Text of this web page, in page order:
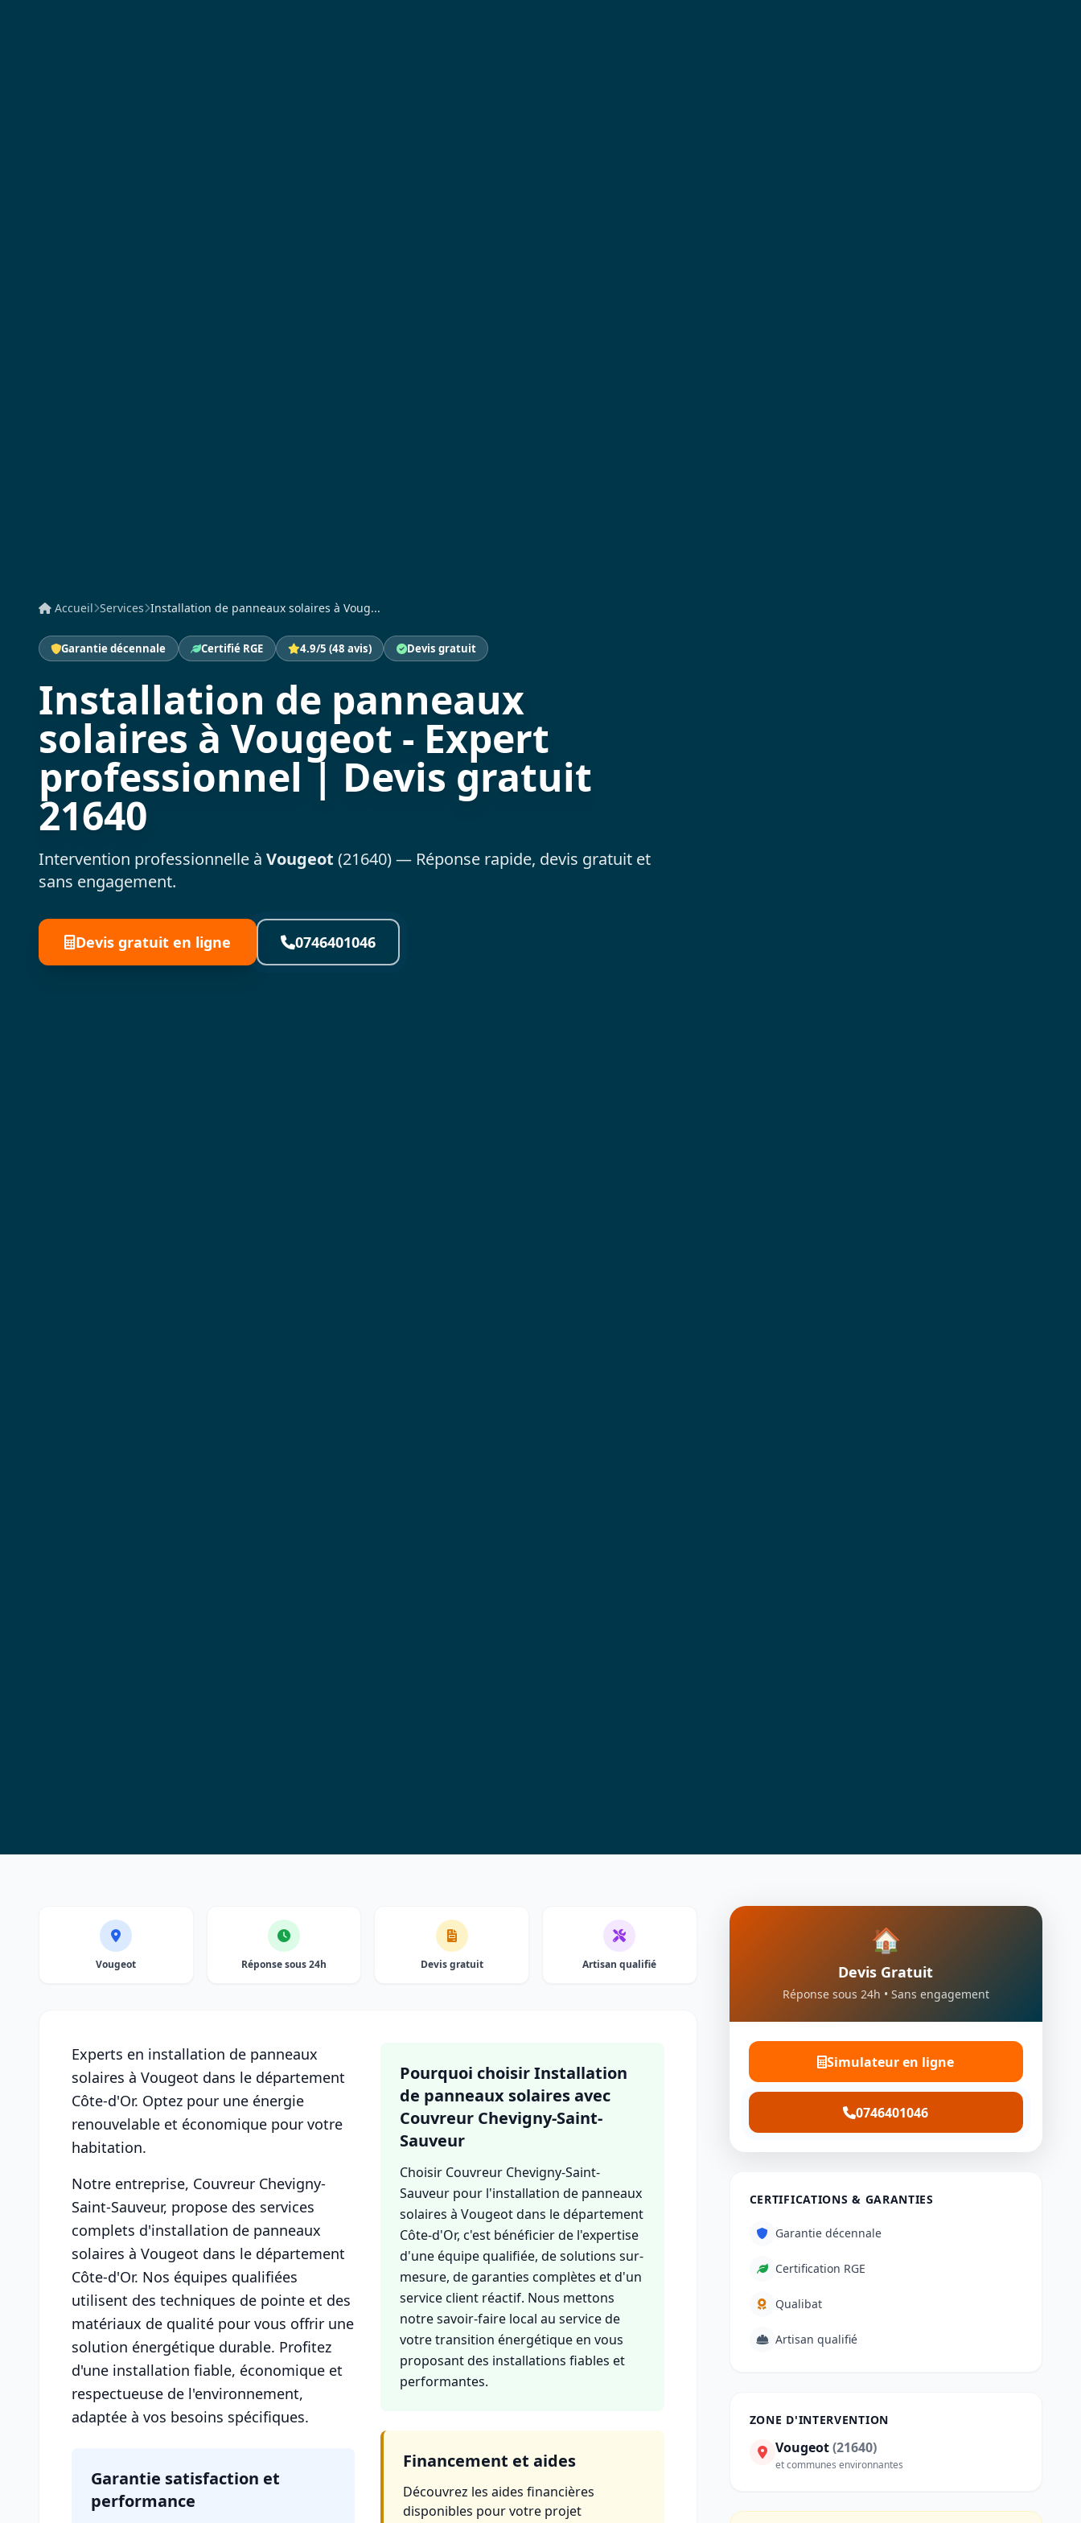
Accueil Services Installation de panneaux solaires à Voug...
Garantie décennale Certifié RGE 4.9/5 (48 avis) Devis gratuit
Installation de panneaux
solaires à Vougeot - Expert
professionnel | Devis gratuit
21640
Intervention professionnelle à Vougeot (21640) — Réponse rapide, devis gratuit et
sans engagement.
Devis gratuit en ligne 0746401046
Vougeot Réponse sous 24h Devis gratuit Artisan qualifié
Experts en installation de panneaux
solaires à Vougeot dans le département
Côte-d'Or. Optez pour une énergie
renouvelable et économique pour votre
habitation.
Notre entreprise, Couvreur Chevigny-
Saint-Sauveur, propose des services
complets d'installation de panneaux
solaires à Vougeot dans le département
Côte-d'Or. Nos équipes qualifiées
utilisent des techniques de pointe et des
matériaux de qualité pour vous offrir une
solution énergétique durable. Profitez
d'une installation fiable, économique et
respectueuse de l'environnement,
adaptée à vos besoins spécifiques.
Garantie satisfaction et
performance
Pourquoi choisir Installation
de panneaux solaires avec
Couvreur Chevigny-Saint-
Sauveur
Choisir Couvreur Chevigny-Saint-
Sauveur pour l'installation de panneaux
solaires à Vougeot dans le département
Côte-d'Or, c'est bénéficier de l'expertise
d'une équipe qualifiée, de solutions sur-
mesure, de garanties complètes et d'un
service client réactif. Nous mettons
notre savoir-faire local au service de
votre transition énergétique en vous
proposant des installations fiables et
performantes.
Financement et aides
Découvrez les aides financières
disponibles pour votre projet
🏠
Devis Gratuit
Réponse sous 24h • Sans engagement
Simulateur en ligne
0746401046
CERTIFICATIONS & GARANTIES
Garantie décennale
Certification RGE
Qualibat
Artisan qualifié
ZONE D'INTERVENTION
Vougeot(21640)
et communes environnantes